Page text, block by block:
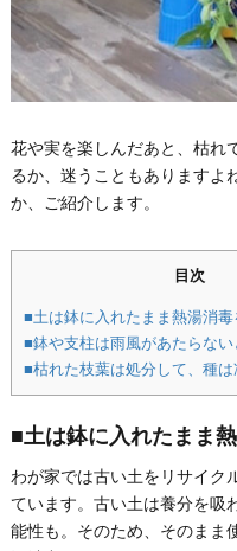
花や実を楽しんだあと、枯れ
るか、迷うこともありますよ
か、ご紹介します。
目次
■土は鉢に入れたまま熱湯消
■鉢や支柱は雨風があたらな
■枯れた枝葉は処分して、種
■土は鉢に入れたまま
わが家では古い土をリサイク
ています。古い土は養分を吸
能性も。そのため、そのまま